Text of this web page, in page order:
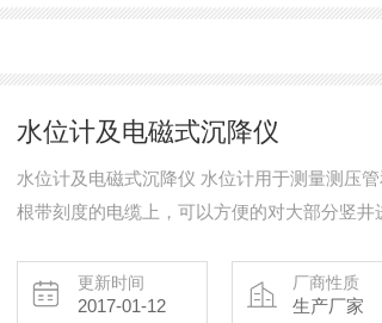
水位计及电磁式沉降仪
水位计及电磁式沉降仪 水位计用于测量测压
根带刻度的电缆上，可以方便的对大部分竖
更新时间
2017-01-12
厂商性质
生产厂家